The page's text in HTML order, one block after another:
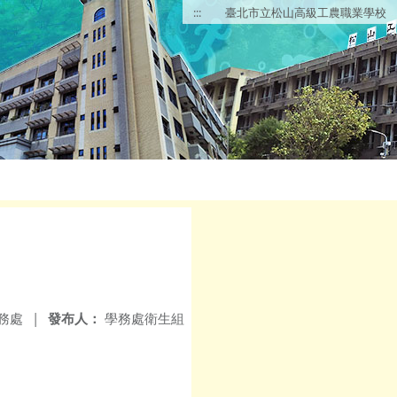
::: 臺北市立松山高級工農職業學校
發布人： 學務處衛生組
處 |